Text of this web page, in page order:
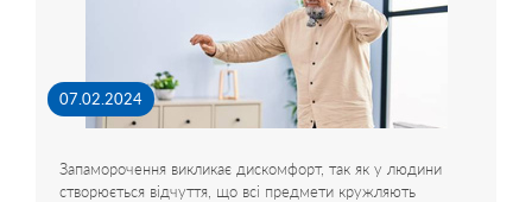
07.02.2024
Запаморочення викликає дискомфорт, так як у людини
створюється відчуття, що всі предмети кружляють